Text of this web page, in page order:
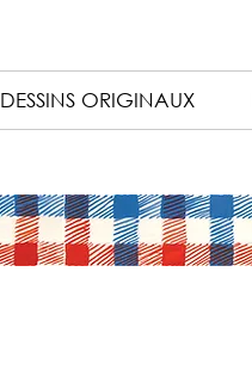
DESSINS ORIGINAUX